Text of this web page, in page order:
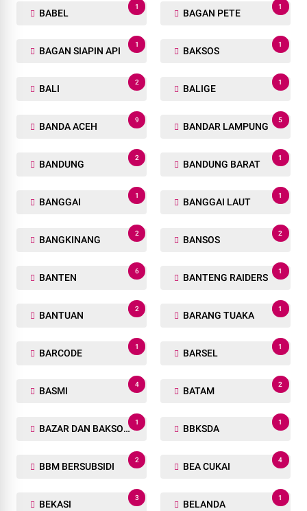
BABEL
1
BAGAN PETE
1
BAGAN SIAPIN API
1
BAKSOS
1
BALI
2
BALIGE
1
BANDA ACEH
9
BANDAR LAMPUNG
5
BANDUNG
2
BANDUNG BARAT
1
BANGGAI
1
BANGGAI LAUT
1
BANGKINANG
2
BANSOS
2
BANTEN
6
BANTENG RAIDERS
1
BANTUAN
2
BARANG TUAKA
1
BARCODE
1
BARSEL
1
BASMI
4
BATAM
2
BAZAR DAN BAKSOS RAMADHAN
1
BBKSDA
1
BBM BERSUBSIDI
2
BEA CUKAI
4
BEKASI
3
BELANDA
1